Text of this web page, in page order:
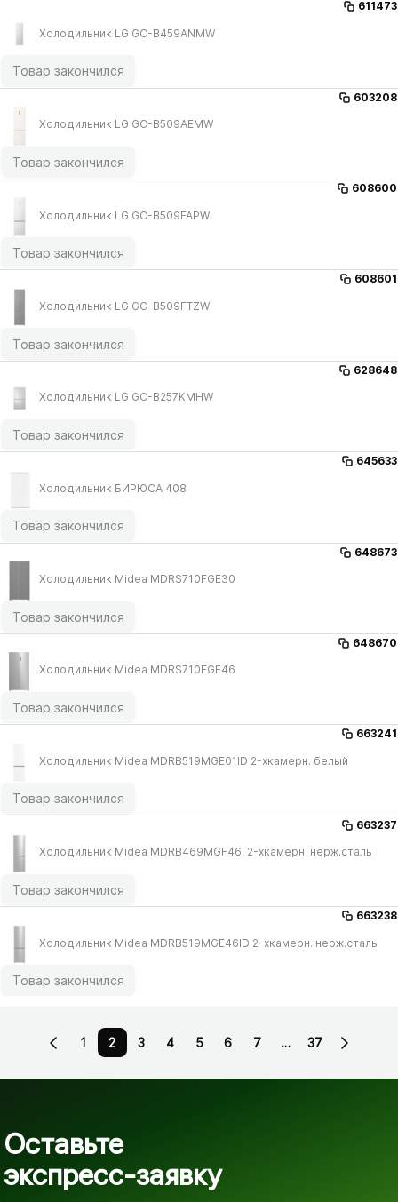
611473
Холодильник LG GC-B459ANMW
Товар закончился
603208
Холодильник LG GC-B509AEMW
Товар закончился
608600
Холодильник LG GC-B509FAPW
Товар закончился
608601
Холодильник LG GC-B509FTZW
Товар закончился
628648
Холодильник LG GC-B257KMHW
Товар закончился
645633
Холодильник БИРЮСА 408
Товар закончился
648673
Холодильник Midea MDRS710FGE30
Товар закончился
648670
Холодильник Midea MDRS710FGE46
Товар закончился
663241
Холодильник Midea MDRB519MGE01ID 2-хкамерн. белый
Товар закончился
663237
Холодильник Midea MDRB469MGF46I 2-хкамерн. нерж.сталь
Товар закончился
663238
Холодильник Midea MDRB519MGE46ID 2-хкамерн. нерж.сталь
Товар закончился
1 2 3 4 5 6 7 … 37
Оставьте
экспресс-заявку